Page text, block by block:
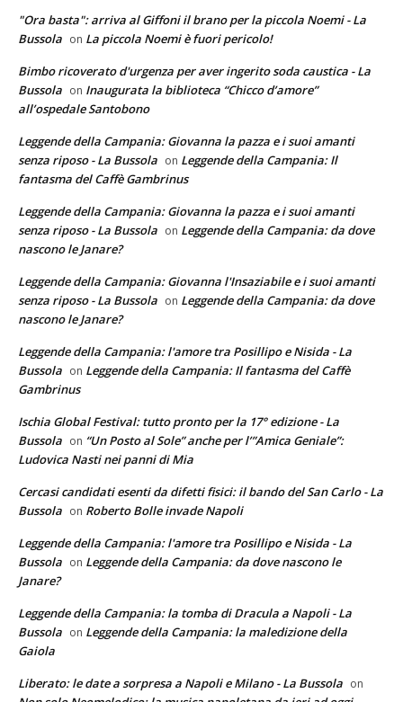
"Ora basta": arriva al Giffoni il brano per la piccola Noemi - La
Bussola on La piccola Noemi è fuori pericolo!
Bimbo ricoverato d'urgenza per aver ingerito soda caustica - La
Bussola on Inaugurata la biblioteca “Chicco d’amore”
all’ospedale Santobono
Leggende della Campania: Giovanna la pazza e i suoi amanti
senza riposo - La Bussola on Leggende della Campania: Il
fantasma del Caffè Gambrinus
Leggende della Campania: Giovanna la pazza e i suoi amanti
senza riposo - La Bussola on Leggende della Campania: da dove
nascono le Janare?
Leggende della Campania: Giovanna l'Insaziabile e i suoi amanti
senza riposo - La Bussola on Leggende della Campania: da dove
nascono le Janare?
Leggende della Campania: l'amore tra Posillipo e Nisida - La
Bussola on Leggende della Campania: Il fantasma del Caffè
Gambrinus
Ischia Global Festival: tutto pronto per la 17° edizione - La
Bussola on “Un Posto al Sole” anche per l’”Amica Geniale”:
Ludovica Nasti nei panni di Mia
Cercasi candidati esenti da difetti fisici: il bando del San Carlo - La
Bussola on Roberto Bolle invade Napoli
Leggende della Campania: l'amore tra Posillipo e Nisida - La
Bussola on Leggende della Campania: da dove nascono le
Janare?
Leggende della Campania: la tomba di Dracula a Napoli - La
Bussola on Leggende della Campania: la maledizione della
Gaiola
Liberato: le date a sorpresa a Napoli e Milano - La Bussola on